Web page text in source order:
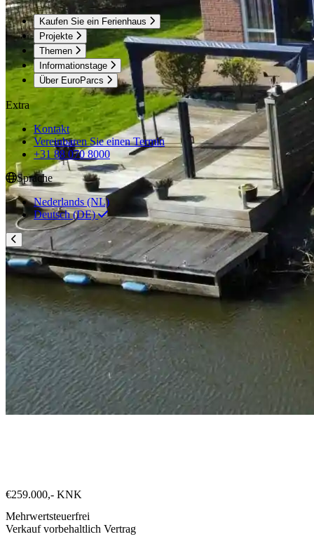
Kaufen Sie ein Ferienhaus
Projekte
Themen
Informationstage
Über EuroParcs
Extra
Kontakt
Vereinbaren Sie einen Termin
+31 88 070 8000
Sprache
Nederlands (NL)
Deutsch (DE)
€259.000,- KNK
Mehrwertsteuerfrei
Verkauf vorbehaltlich Vertrag